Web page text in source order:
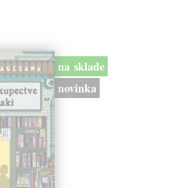
na sklade
novinka